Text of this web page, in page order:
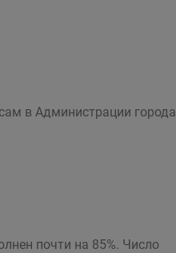
в Администрации города
почти на 85%. Число